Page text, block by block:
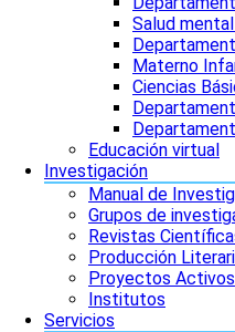
Salud
Materno
Ciencias
Educación virtual
Investigación
Manual de
Grupos de
Revistas
Producción
Proyectos Activos
Institutos
Servicios